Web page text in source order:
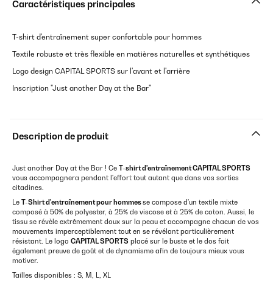
Caractéristiques principales
T-shirt d'entraînement super confortable pour hommes
Textile robuste et très flexible en matières naturelles et synthétiques
Logo design CAPITAL SPORTS sur l'avant et l'arrière
Inscription "Just another Day at the Bar"
Description de produit
Just another Day at the Bar ! Ce T-shirt d'entraînement CAPITAL SPORTS
vous accompagnera pendant l'effort tout autant que dans vos sorties
citadines.
Le T-Shirt d'entraînement pour hommesse compose d'un textile mixte
composé à 50% de polyester, à 25% de viscose et à 25% de coton. Aussi, le
tissu se révèle extrêmement doux sur la peau et accompagne chacun de vos
mouvements imperceptiblement tout en se révélant particulièrement
résistant. Le logo CAPITAL SPORTS placé sur le buste et le dos fait
également preuve de goût et de dynamisme afin de toujours mieux vous
motiver.
Tailles disponibles : S, M, L, XL